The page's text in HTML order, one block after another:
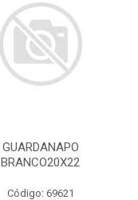
GUARDANAPO
BRANCO20X22
Código: 69621